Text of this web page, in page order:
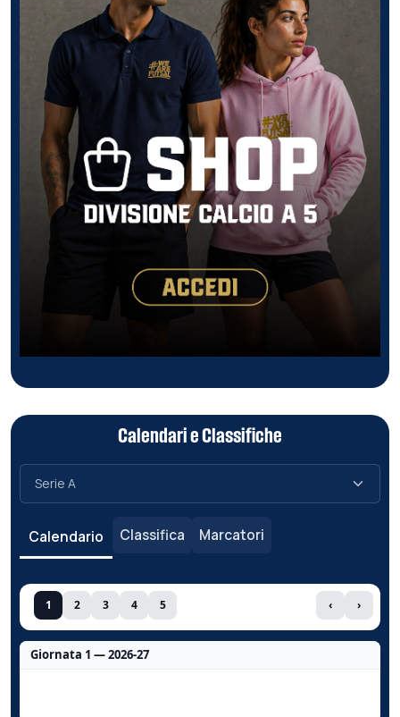
Calendari e Classifiche
Calendario Classifica Marcatori
1 2 3 4 5 ‹ ›
Giornata 1 — 2026-27